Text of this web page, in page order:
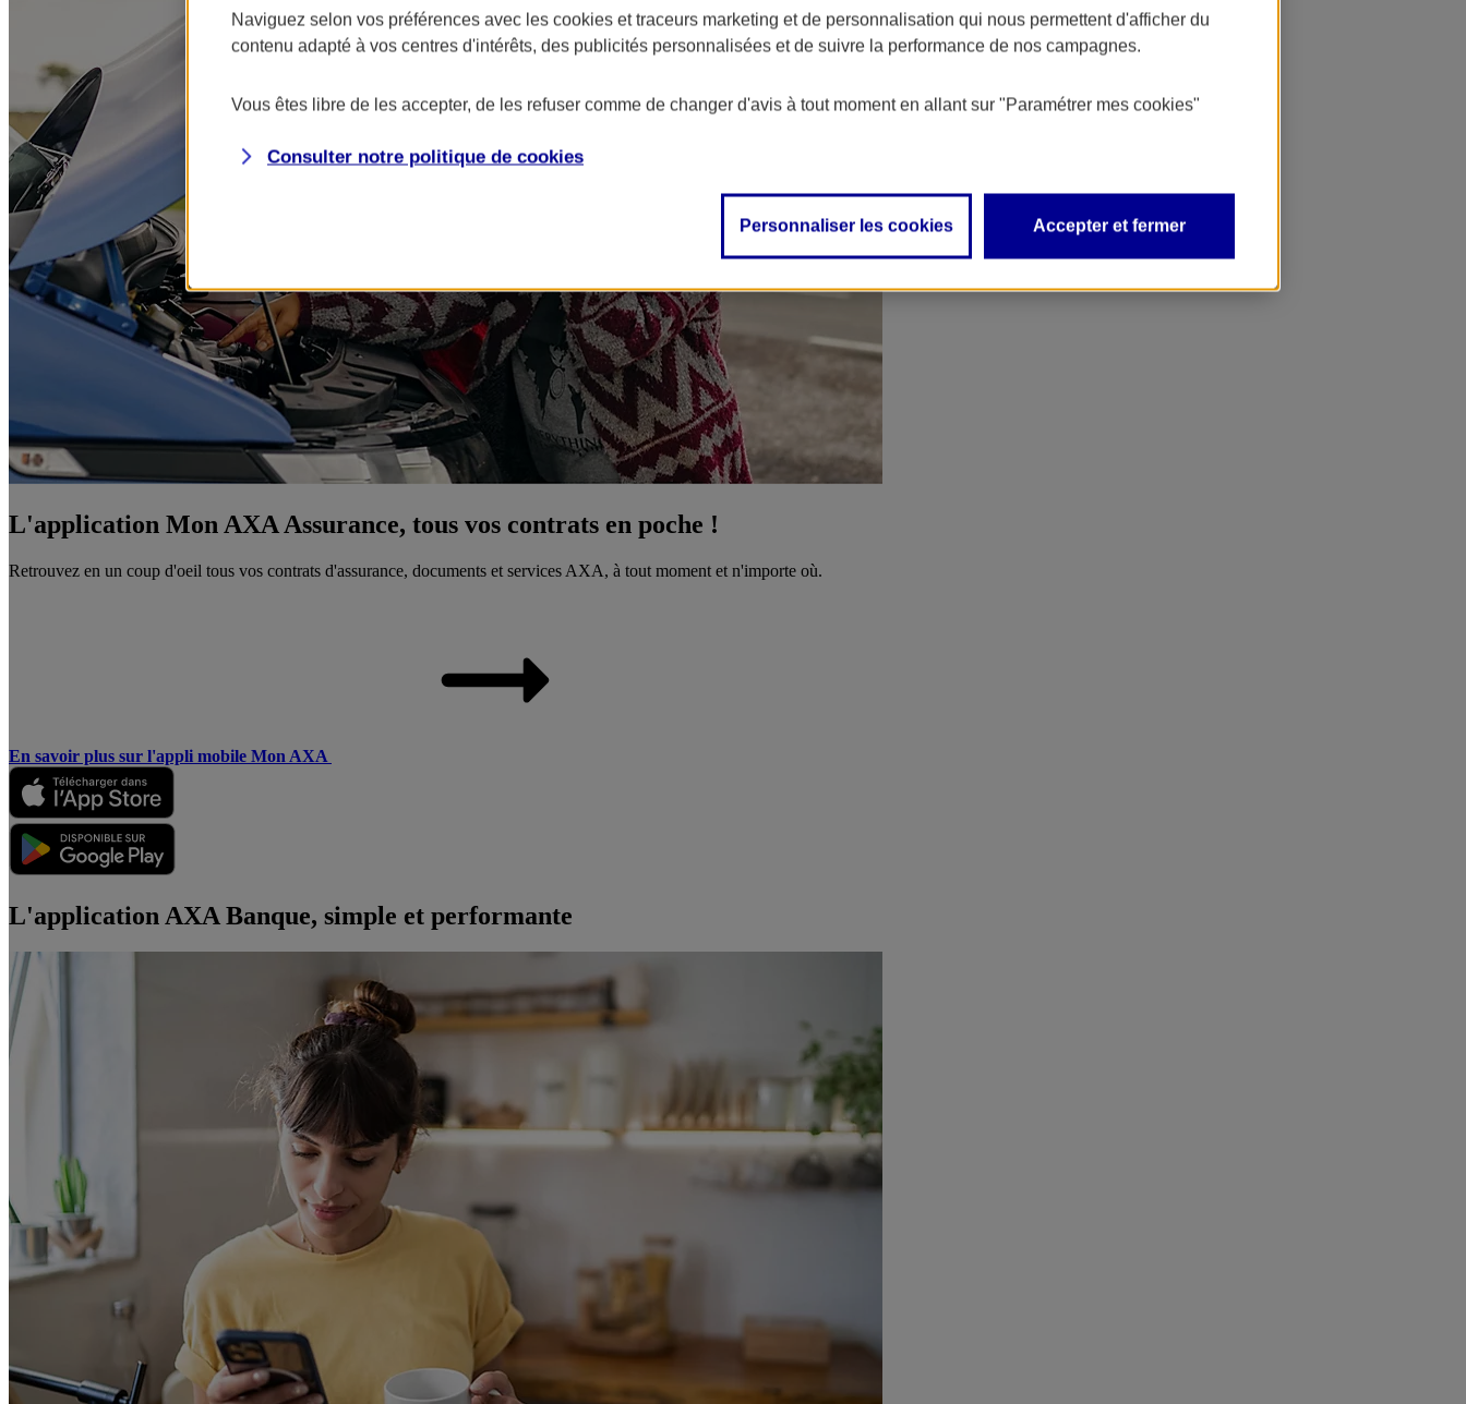
L'application Mon AXA Assurance, tous vos contrats en poche !
Retrouvez en un coup d'oeil tous vos contrats d'assurance, documents et services AXA, à tout moment et n'importe où.
En savoir plus sur l'appli mobile Mon AXA
L'application AXA Banque, simple et performante
Naviguez selon vos préférences avec les cookies et traceurs marketing et de personnalisation qui nous permettent d'afficher du
contenu adapté à vos centres d'intérêts, des publicités personnalisées et de suivre la performance de nos campagnes.
Vous êtes libre de les accepter, de les refuser comme de changer d'avis à tout moment en allant sur "Paramétrer mes cookies"
Consulter notre politique de cookies
Personnaliser les cookies Accepter et fermer